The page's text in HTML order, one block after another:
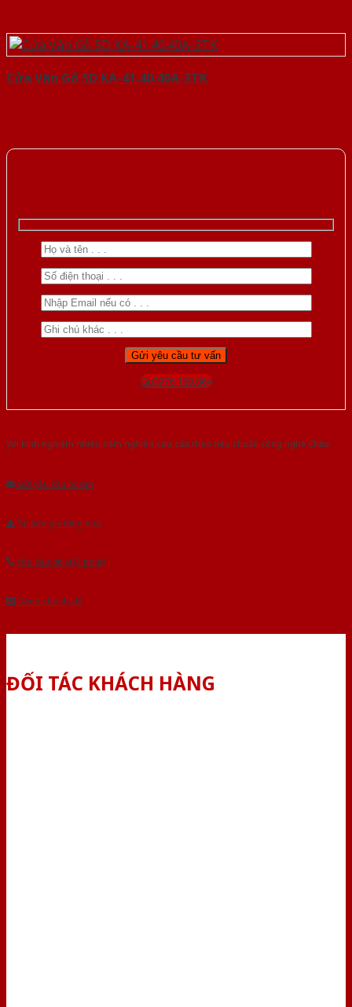
Cửa Vân Gỗ 5D KA-41.40.40A-3TK
Gọi 0976.169.864
Với kinh nghiệm nhiêu năm nghiên cứu cửa theo tiêu chuẩn công nghệ Châu
Âu.Chúng tôi tự tin là nhà sản xuất & cung cấp hàng đầu tại Việt Nam!
Gửi yêu cầu tư vấn
Tải báo giá tổng hợp
Yêu cầu gọi lại (3 phút)
Dành cho đại lý
ĐỐI TÁC KHÁCH HÀNG